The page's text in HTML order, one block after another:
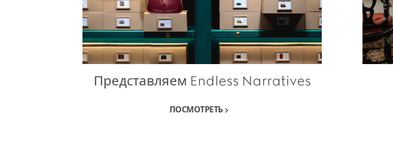
Представляем Endless Narratives
ПОСМОТРЕТЬ